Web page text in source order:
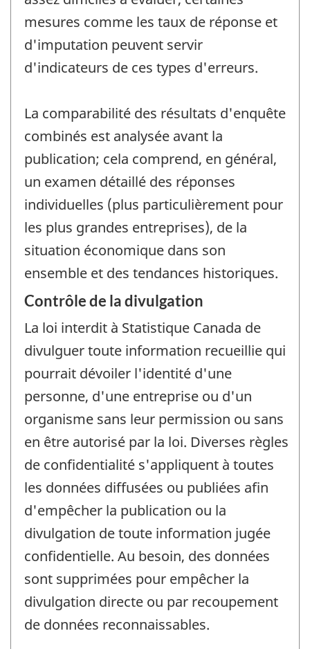
mesures comme les taux de réponse et
d'imputation peuvent servir
d'indicateurs de ces types d'erreurs.
La comparabilité des résultats d'enquête
combinés est analysée avant la
publication; cela comprend, en général,
un examen détaillé des réponses
individuelles (plus particulièrement pour
les plus grandes entreprises), de la
situation économique dans son
ensemble et des tendances historiques.
Contrôle de la divulgation
La loi interdit à Statistique Canada de
divulguer toute information recueillie qui
pourrait dévoiler l'identité d'une
personne, d'une entreprise ou d'un
organisme sans leur permission ou sans
en être autorisé par la loi. Diverses règles
de confidentialité s'appliquent à toutes
les données diffusées ou publiées afin
d'empêcher la publication ou la
divulgation de toute information jugée
confidentielle. Au besoin, des données
sont supprimées pour empêcher la
divulgation directe ou par recoupement
de données reconnaissables.